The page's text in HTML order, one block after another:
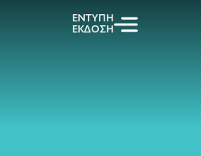
ΕΝΤΥΠΗ
ΕΚΔΟΣΗ